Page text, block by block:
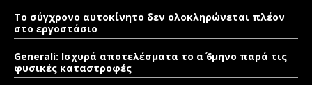
Το σύγχρονο αυτοκίνητο δεν ολοκληρώνεται πλέον
στο εργοστάσιο
Generali: Ισχυρά αποτελέσματα το α΄ 6μηνο παρά τις
φυσικές καταστροφές